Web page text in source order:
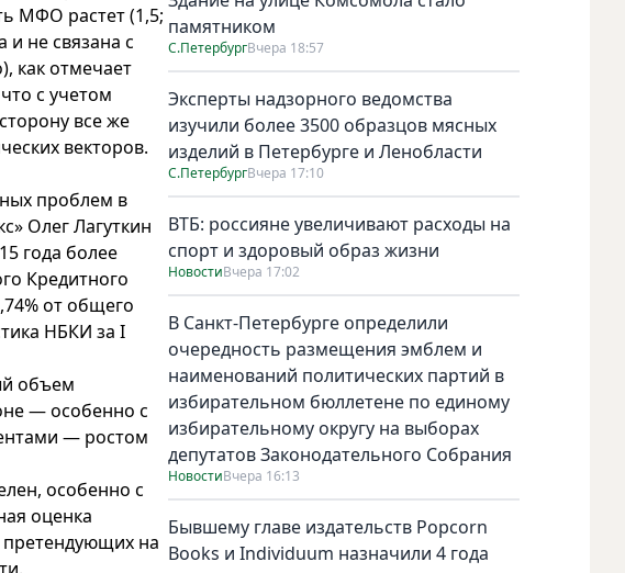
МФО растет (1,5;
и не связана с
как отмечает
с учетом
все же
векторов.
проблем в
Олег Лагуткин
года более
Кредитного
от общего
НБКИ за I
объем
— особенно с
— ростом
особенно с
оценка
на
памятником
С.ПетербургВчера 18:57
Эксперты надзорного ведомства
изучили более 3500 образцов мясных
изделий в Петербурге и Ленобласти
С.ПетербургВчера 17:10
ВТБ: россияне увеличивают расходы на
спорт и здоровый образ жизни
НовостиВчера 17:02
В Санкт-Петербурге определили
очередность размещения эмблем и
наименований политических партий в
избирательном бюллетене по единому
избирательному округу на выборах
депутатов Законодательного Собрания
НовостиВчера 16:13
Бывшему главе издательств Popcorn
Books и Individuum назначили 4 года